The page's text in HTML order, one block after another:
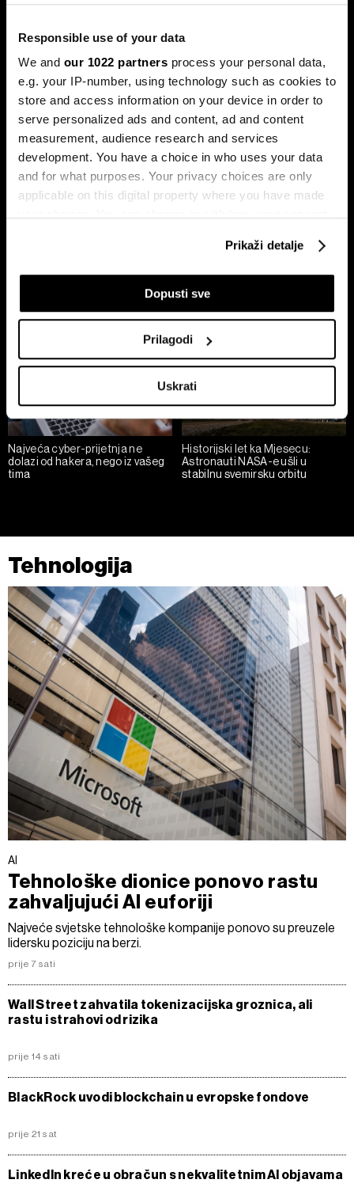
Responsible use of your data
We and our 1022 partners process your personal data,
e.g. your IP-number, using technology such as cookies to
store and access information on your device in order to
serve personalized ads and content, ad and content
measurement, audience research and services
development. You have a choice in who uses your data
and for what purposes. Your privacy choices are only
applicable on this digital property where you have made
If you allow, we would also like to:
Collect information about your geographical
Identify your device by actively scanning it for
specific characteristics (fingerprinting)
Find out more about how your personal data is processed
and set your preferences in thedetails section.
Zajednički voditelji obrade su HD-WIN ARENA SPORT
ažurirati klikom na „Prikaži detalje“. Privolu možete u bilo
kojem trenutku povući bez negativnih posljedica.
Prikaži detalje
Dopusti sve
Prilagodi
Uskrati
Hakeri postaju brži uz AI, a BiH još
nema štit protiv novih cyber napada
BiH ulazi u novu fazu cyber prijetnji, ali odbrana i dalje nije
dovoljno povezana.
razotkriva vjekovnu prevaru
nova kineska milijarderska klasa
Najveća cyber-prijetnja ne
dolazi od hakera, nego iz vašeg
tima
Historijski let ka Mjesecu:
Astronauti NASA-e ušli u
stabilnu svemirsku orbitu
Tehnologija
AI
Tehnološke dionice ponovo rastu
zahvaljujući AI euforiji
Najveće svjetske tehnološke kompanije ponovo su preuzele
lidersku poziciju na berzi.
prije 7 sati
Wall Street zahvatila tokenizacijska groznica, ali
rastu i strahovi od rizika
prije 14 sati
BlackRock uvodi blockchain u evropske fondove
prije 21 sat
LinkedIn kreće u obračun s nekvalitetnim AI objavama